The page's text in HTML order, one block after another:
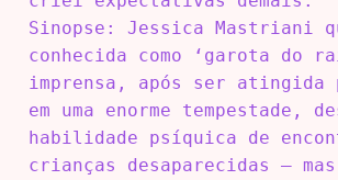
Sinopse: Jessica Mastriani
conhecida como ‘garota do
imprensa, após ser atingida
em uma enorme tempestade,
habilidade psíquica de
crianças desaparecidas –